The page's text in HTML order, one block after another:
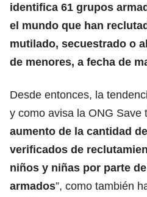
identifica 61 grupos
el mundo que han
mutilado, secuestrado o
de menores, a fecha de
Desde entonces, la
y como avisa la ONG Save
aumento de la cantidad
verificados de
niños y niñas por parte
armados”, como también